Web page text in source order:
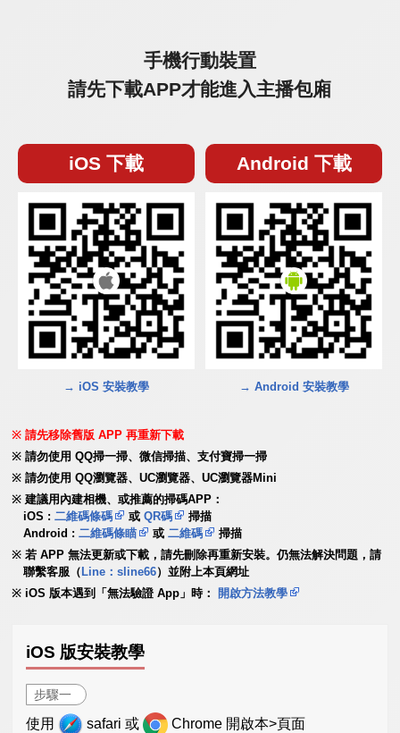
手機行動裝置
請先下載APP才能進入主播包廂
iOS 下載
→ iOS 安裝教學
Android 下載
→ Android 安裝教學
請先移除舊版 APP 再重新下載
請勿使用 QQ掃一掃、微信掃描、支付寶掃一掃
請勿使用 QQ瀏覽器、UC瀏覽器、UC瀏覽器Mini
建議用內建相機、或推薦的掃碼APP：
iOS :二維碼條碼 或QR碼
掃描
Android :二維碼條瞄 或二維碼
掃描
若 APP 無法更新或下載，請先刪除再重新安裝。仍無法解決問題，請
聯繫客服（ Line：sline66）並附上本頁網址
iOS 版本遇到「無法驗證 App」時：
開啟方法教學
iOS 版安裝教學
步驟一
使用 safari 或 Chrome 開啟本>頁面